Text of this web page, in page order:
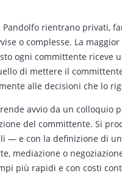
rientrano privati,
o complesse. La
ogni committente riceve
di mettere il
alle decisioni che lo
avvio da un colloquio
del committente. Si
e con la definizione di
mediazione o
più rapidi e con costi